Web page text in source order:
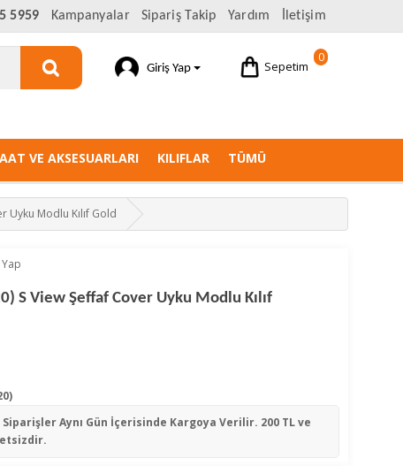
5959 Kampanyalar Sipariş Takip Yardım İletişim
0
Sepetim
Giriş Yap
VE AKSESUARLARI KILIFLAR TÜMÜ
Uyku Modlu Kılıf Gold
S View Şeffaf Cover Uyku Modlu Kılıf
SiparişlerAynı Gün İçerisinde Kargoya Verilir. 200 TL ve